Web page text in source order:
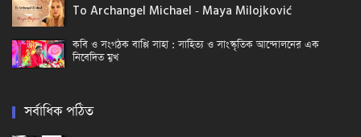
To Archangel Michael - Maya Milojković
কবি ও সংগঠক বাপ্পি সাহা : সাহিত্য ও সাংস্কৃতিক আন্দোলনের এক
নিবেদিত মুখ
সর্বাধিক পঠিত